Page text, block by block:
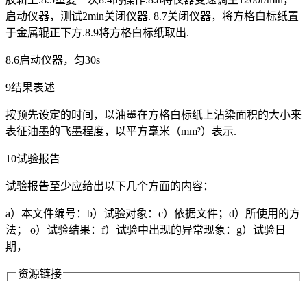
启动仪器，测试2min关闭仪器. 8.7关闭仪器，将方格白标纸置
于金属辊正下方.8.9将方格白标纸取出.
8.6启动仪器，匀30s
9结果表述
按预先设定的时间，以油墨在方格白标纸上沾染面积的大小来
表征油墨的飞墨程度，以平方毫米（mm²）表示.
10试验报告
试验报告至少应给出以下几个方面的内容：
a）本文件编号：b）试验对象：c）依据文件；d）所使用的方
法； o）试验结果：f）试验中出现的异常现象：g）试验日
期，
资源链接